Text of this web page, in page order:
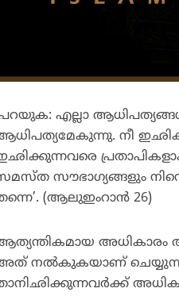
എല്ലാ
നീ
സൗഭാഗ്യങ്ങളും
(ആലുഇംറാന്‍ 26)
അധികാരം
നല്‍കുകയാണ്